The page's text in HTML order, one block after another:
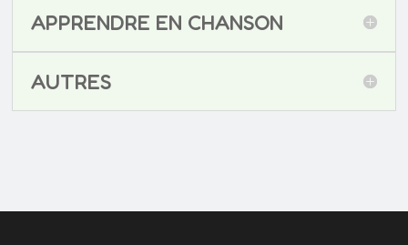
APPRENDRE EN CHANSON
AUTRES